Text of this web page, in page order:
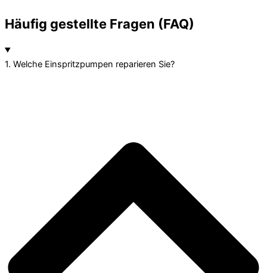
Häufig gestellte Fragen (FAQ)
1. Welche Einspritzpumpen reparieren Sie?